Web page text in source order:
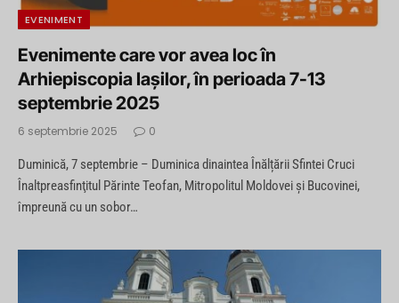
EVENIMENT
Evenimente care vor avea loc în
Arhiepiscopia Iaşilor, în perioada 7-13
septembrie 2025
6 septembrie 2025 0
Duminică, 7 septembrie – Duminica dinaintea Înălțării Sfintei Cruci
Înaltpreasfinţitul Părinte Teofan, Mitropolitul Moldovei şi Bucovinei,
împreună cu un sobor…